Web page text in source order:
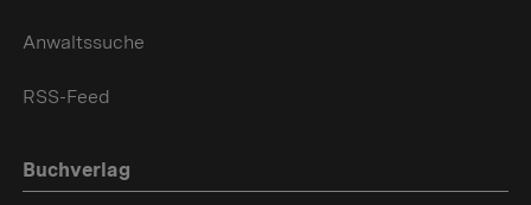
Anwaltssuche
RSS-Feed
Buchverlag